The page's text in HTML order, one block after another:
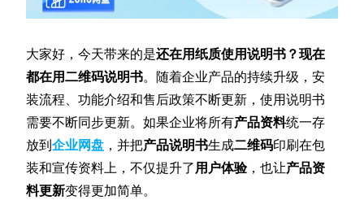
大家好，今天带来的是还在用纸质使用说明书？现在
都在用二维码说明书。随着企业产品的持续升级，安
装流程、功能介绍和售后政策不断更新，使用说明书
需要不断同步更新。如果企业将所有产品资料统一存
放到企业网盘 ，并把产品说明书生成二维码印刷在包
装和宣传资料上，不仅提升了用户体验，也让产品资
料更新变得更加简单。